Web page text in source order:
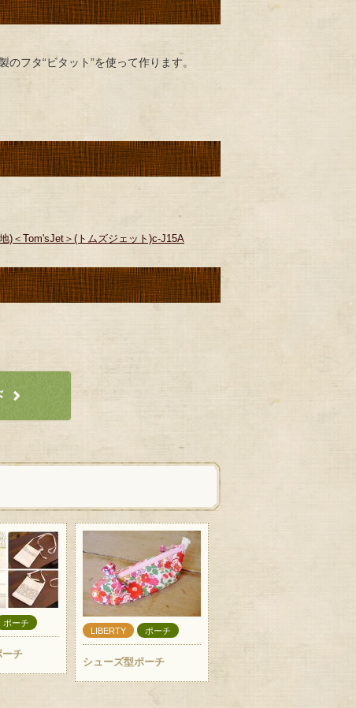
フタ“ビタット”を使って作ります。
)＜Tom'sJet＞(トムズジェット)c-J15A
ポーチ
ーチ
LIBERTY ポーチ
シューズ型ポーチ